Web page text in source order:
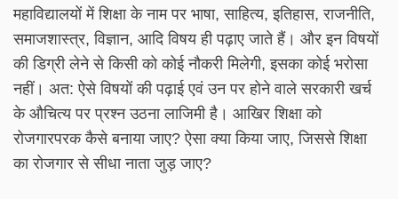
महाविद्यालयों में शिक्षा के नाम पर भाषा, साहित्य, इतिहास, राजनीति,
समाजशास्त्र, विज्ञान, आदि विषय ही पढ़ाए जाते हैं। और इन विषयों
की डिग्री लेने से किसी को कोई नौकरी मिलेगी, इसका कोई भरोसा
नहीं। अत: ऐसे विषयों की पढ़ाई एवं उन पर होने वाले सरकारी खर्च
के औचित्य पर प्रश्न उठना लाजिमी है। आखिर शिक्षा को
रोजगारपरक कैसे बनाया जाए? ऐसा क्या किया जाए, जिससे शिक्षा
का रोजगार से सीधा नाता जुड़ जाए?